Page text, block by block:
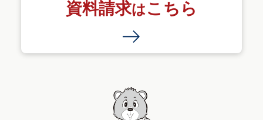
資料請求はこちら